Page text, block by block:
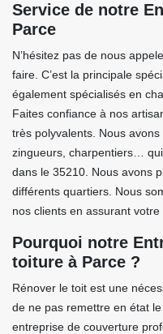
Service de notre
Parce
N’hésitez pas de nous
faire. C’est la principale
également spécialisés en
Faites confiance à nos
très polyvalents. Nous
zingueurs, charpentiers…
dans le 35210. Nous avons
différents quartiers. Nous
nos clients en assurant
Pourquoi notre
toiture à Parce ?
Rénover le toit est une
de ne pas remettre en état
entreprise de couverture